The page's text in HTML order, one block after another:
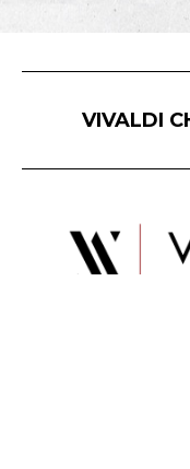
VIVALDI